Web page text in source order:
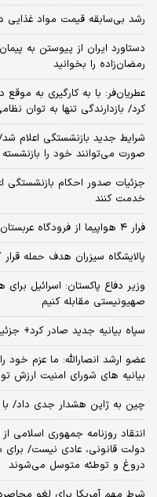
رشد بی‌سابقه قیمت مواد غذایی در جهان/
دستاورد ایران از پیوستن به
رمضان‌زاده را بخوانید
عطریان‌فر: با به کارگیری به
کرد/ بازدارندگی تنها به توان
شرایط جدید بازنشستگی اعلام
صورت می‌توانند خود را بازنشسته
خدمت کنند
فرار ۴ هواپیما از فرودگاه عربستان/ ماجرا چیست؟
پالایشگاه سیزران هدف حمله
وزیر دفاع پاکستان: اسرائیل
صهیونیستی مقابله کنیم
سپاه بیانیه جدید صادر کرد+
عضو ارشد انصارالله: ما عزم
بیانیه‌ های شورای امنیت ارزش
چین به ژاپن هشدار جدی داد/
انتقاد روزنامه جمهوری
دولت قانونی، عادی نیست/
دروغ و توطئه متوسل می‌شوند